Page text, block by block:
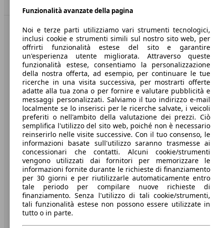
Benvenuti su AutoScout24, il mercato auto europeo.
Società
A proposito di AutoScout24
Stampa
Media
Condizioni generali
Informazioni
Privacy
Dichiarazione di Accessibilità
Servizi
Area rivenditori
Funzionalità avanzate della pagina
Noi e terze parti utilizziamo vari strumenti tecnologici,
inclusi cookie e strumenti simili sul nostro sito web, per
offrirti funzionalità estese del sito e garantire
un'esperienza utente migliorata. Attraverso queste
funzionalità estese, consentiamo la personalizzazione
della nostra offerta, ad esempio, per continuare le tue
ricerche in una visita successiva, per mostrarti offerte
adatte alla tua zona o per fornire e valutare pubblicità e
messaggi personalizzati. Salviamo il tuo indirizzo e-mail
localmente se lo inserisci per le ricerche salvate, i veicoli
preferiti o nell'ambito della valutazione dei prezzi. Ciò
semplifica l'utilizzo del sito web, poiché non è necessario
reinserirlo nelle visite successive. Con il tuo consenso, le
informazioni basate sull'utilizzo saranno trasmesse ai
concessionari che contatti. Alcuni cookie/strumenti
vengono utilizzati dai fornitori per memorizzare le
informazioni fornite durante le richieste di finanziamento
per 30 giorni e per riutilizzarle automaticamente entro
tale periodo per compilare nuove richieste di
finanziamento. Senza l'utilizzo di tali cookie/strumenti,
tali funzionalità estese non possono essere utilizzate in
tutto o in parte.